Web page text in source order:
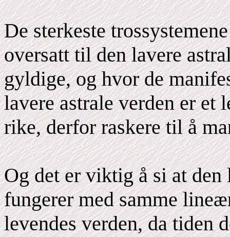
De sterkeste
oversatt til den lavere
gyldige, og hvor de
lavere astrale verden er et
rike, derfor raskere til å
Og det er viktig å si at den
fungerer med samme
levendes verden, da tiden